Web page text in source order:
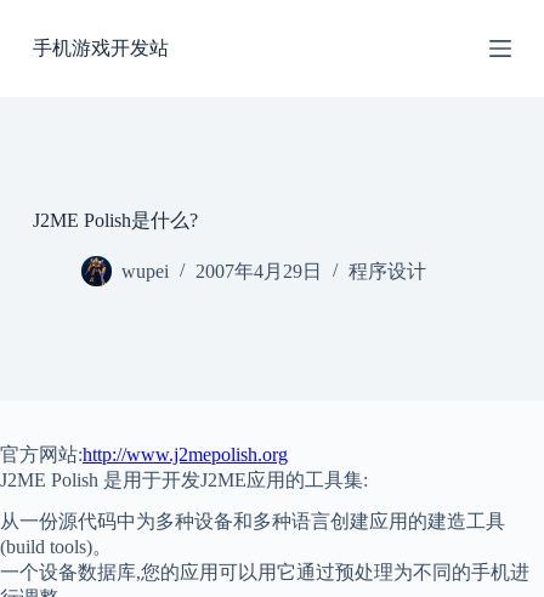
过
手机游戏开发站
J2ME Polish是什么?
wupei 2007年4月29日 程序设计
官方网站:http://www.j2mepolish.org
J2ME Polish 是用于开发J2ME应用的工具集:
从一份源代码中为多种设备和多种语言创建应用的建造工具
(build tools)。
一个设备数据库,您的应用可以用它通过预处理为不同的手机进